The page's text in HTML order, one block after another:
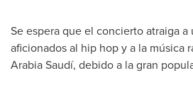
Se espera que el concierto atraiga
aficionados al hip hop y a la música
Arabia Saudí, debido a la gran